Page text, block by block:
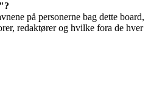
på personerne bag dette board,
redaktører og hvilke fora de hver